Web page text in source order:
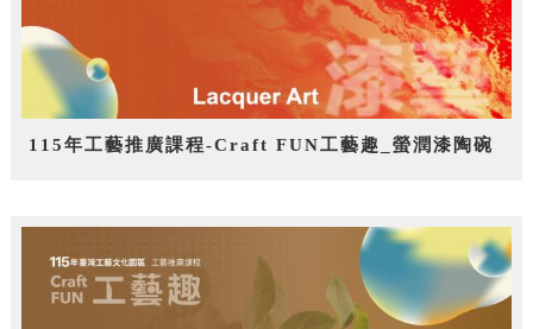
115年工藝推廣課程-Craft FUN工藝趣_螢潤漆陶碗